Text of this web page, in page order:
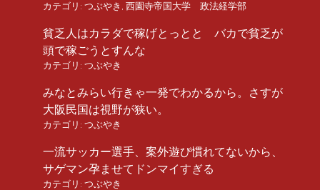
カテゴリ: つぶやき 西園寺帝国大学 政法経学部
貧乏人はカラダで稼げとっとと バカで貧乏が
頭で稼ごうとすんな
カテゴリ: つぶやき
みなとみらい行きゃ一発でわかるから。さすが
大阪民国は視野が狭い。
カテゴリ: つぶやき
一流サッカー選手、案外遊び慣れてないから、
サゲマン孕ませてドンマイすぎる
カテゴリ: つぶやき